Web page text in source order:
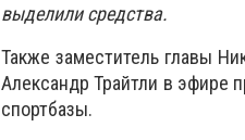
выделили средства.
Также заместитель главы
Александр Трайтли в эфире
спортбазы.